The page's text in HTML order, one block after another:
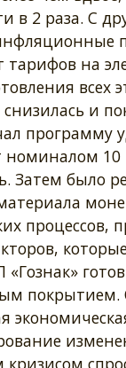
в 2 раза. С
тарифов на
и
программу
10
Затем было
«Гознак»